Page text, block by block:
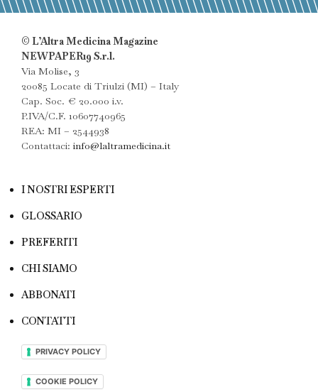
© L’Altra Medicina Magazine
NEWPAPER19 S.r.l.
Via Molise, 3
20085 Locate di Triulzi (MI) – Italy
Cap. Soc. € 20.000 i.v.
P.IVA/C.F. 10607740965
REA: MI – 2544938
Contattaci: info@laltramedicina.it
I NOSTRI ESPERTI
GLOSSARIO
PREFERITI
CHI SIAMO
ABBONATI
CONTATTI
PRIVACY POLICY
COOKIE POLICY